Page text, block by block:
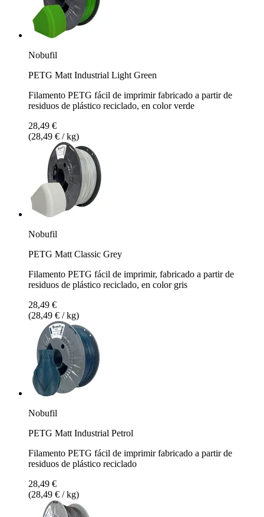
Nobufil
PETG Matt Industrial Light Green
Filamento PETG fácil de imprimir fabricado a partir de
residuos de plástico reciclado, en color verde
28,49 €
(28,49 € / kg)
Nobufil
PETG Matt Classic Grey
Filamento PETG fácil de imprimir, fabricado a partir de
residuos de plástico reciclado, en color gris
28,49 €
(28,49 € / kg)
Nobufil
PETG Matt Industrial Petrol
Filamento PETG fácil de imprimir fabricado a partir de
residuos de plástico reciclado
28,49 €
(28,49 € / kg)